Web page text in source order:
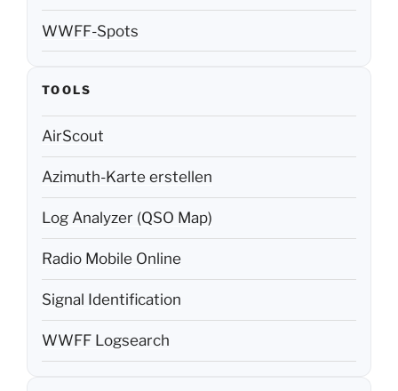
WWFF-Spots
TOOLS
AirScout
Azimuth-Karte erstellen
Log Analyzer (QSO Map)
Radio Mobile Online
Signal Identification
WWFF Logsearch